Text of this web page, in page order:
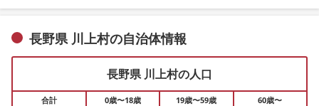
長野県 川上村の自治体情報
長野県 川上村の人口
合計 0歳〜18歳 19歳〜59歳 60歳〜